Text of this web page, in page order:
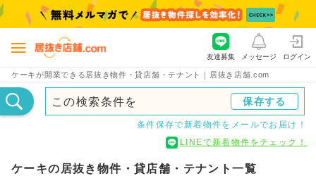
ケーキが開業できる居抜き物件・貸店舗・テナント｜居抜き店舗.com
友達募集 メッセージ ログイン
この検索条件を 保存する
条件保存で新着物件をメールでお届け！
LINEで新着物件をチェック！
ケーキの居抜き物件・貸店舗・テナント一覧